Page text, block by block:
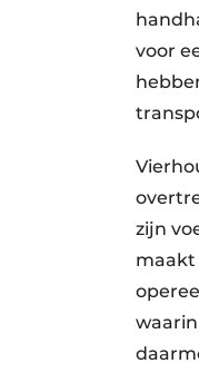
voor
zijn
maakt